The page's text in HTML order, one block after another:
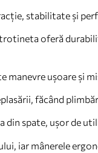
stabilitate și
oferă
ușoare și
făcând
din spate, ușor de
iar mânerele